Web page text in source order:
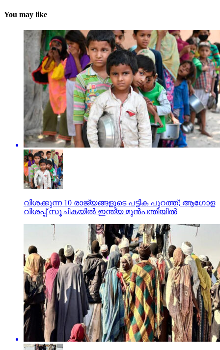
You may like
വിശക്കുന്ന 10 രാജ്യങ്ങളുടെ പട്ടിക പുറത്ത്; ആഗോള
വിശപ്പ് സൂചികയില്‍ ഇന്ത്യ മുന്‍പന്തിയില്‍